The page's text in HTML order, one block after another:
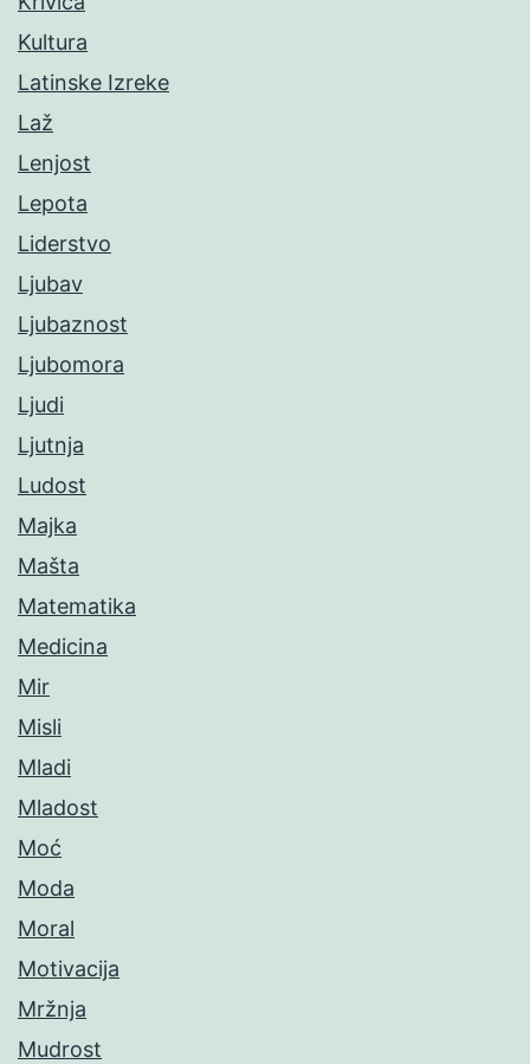
Kultura
Latinske Izreke
Laž
Lenjost
Lepota
Liderstvo
Ljubav
Ljubaznost
Ljubomora
Ljudi
Ljutnja
Ludost
Majka
Mašta
Matematika
Medicina
Mir
Misli
Mladi
Mladost
Moć
Moda
Moral
Motivacija
Mržnja
Mudrost